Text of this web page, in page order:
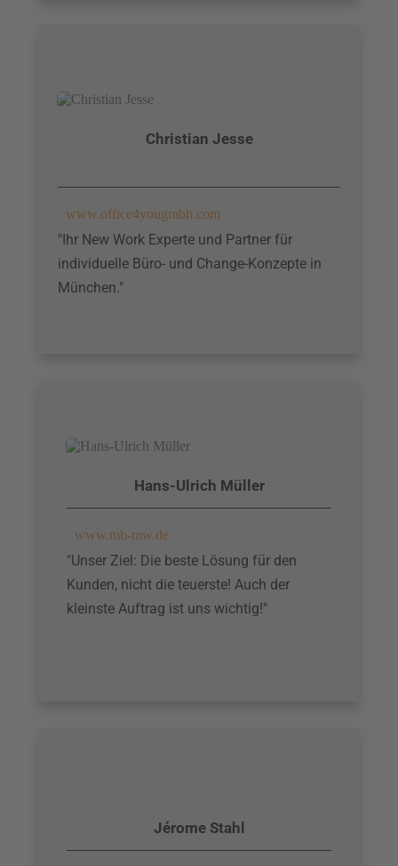
Christian Jesse
www.office4yougmbh.com
"Ihr New Work Experte und Partner für
individuelle Büro- und Change-Konzepte in
München."
Hans-Ulrich Müller
www.mb-mw.de
"Unser Ziel: Die beste Lösung für den
Kunden, nicht die teuerste! Auch der
kleinste Auftrag ist uns wichtig!"
Jérome Stahl